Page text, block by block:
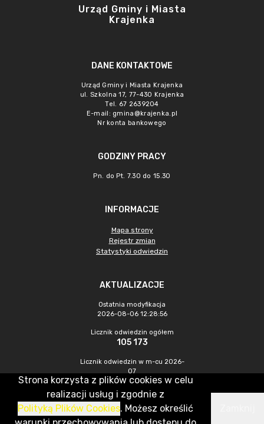
Urząd Gminy i Miasta
Krajenka
DANE KONTAKTOWE
Urząd Gminy i Miasta Krajenka
ul. Szkolna 17, 77-430 Krajenka
Tel. 67 2639204
E-mail: gmina@krajenka.pl
Nr konta bankowego
GODZINY PRACY
Pn. do Pt. 7.30 do 15.30
INFORMACJE
Mapa strony
Rejestr zmian
Statystyki odwiedzin
AKTUALIZACJE
Ostatnia modyfikacja
2026-08-06 12:28:56
Licznik odwiedzin ogółem
105 173
Licznik odwiedzin w m-cu 2026-
07
549
CMS & Hosting: Nefeni Sp. z o.o.
Strona korzysta z plików cookies w celu
realizacji usług i zgodnie z
Polityką Plików Cookies. Możesz określić